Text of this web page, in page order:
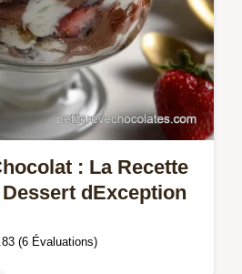
: La Recette
dException
(6 Évaluations)